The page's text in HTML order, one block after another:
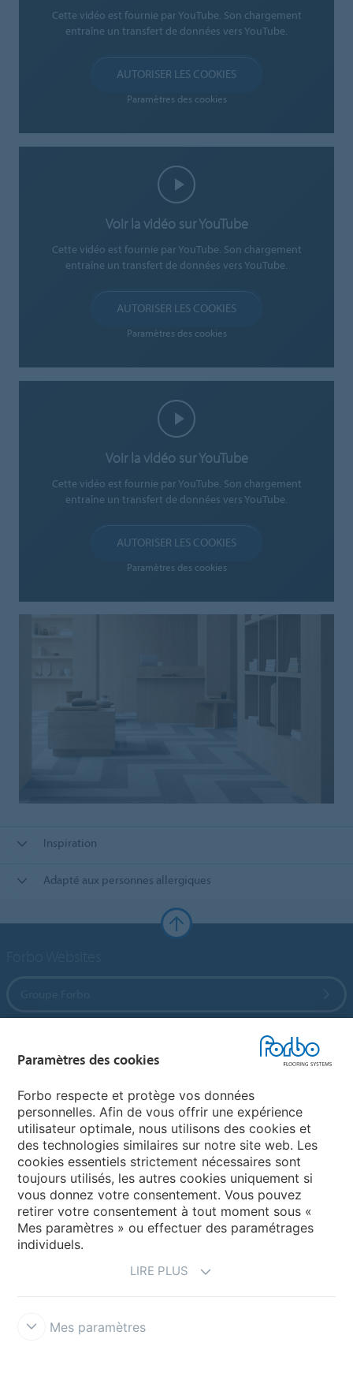
Cette vidéo est fournie par YouTube. Son chargement
entraîne un transfert de données vers YouTube.
AUTORISER LES COOKIES
Paramètres des cookies
Voir la vidéo sur YouTube
Cette vidéo est fournie par YouTube. Son chargement
entraîne un transfert de données vers YouTube.
AUTORISER LES COOKIES
Paramètres des cookies
Voir la vidéo sur YouTube
Cette vidéo est fournie par YouTube. Son chargement
entraîne un transfert de données vers YouTube.
AUTORISER LES COOKIES
Paramètres des cookies
Inspiration
Adapté aux personnes allergiques
Selectionnez un pays
Sélectionnez votre pays
Paramètres des cookies
Forbo respecte et protège vos données
personnelles. Afin de vous offrir une expérience
utilisateur optimale, nous utilisons des cookies et
des technologies similaires sur notre site web. Les
cookies essentiels strictement nécessaires sont
toujours utilisés, les autres cookies uniquement si
vous donnez votre consentement. Vous pouvez
retirer votre consentement à tout moment sous «
Mes paramètres » ou effectuer des paramétrages
individuels.
LIRE PLUS
Mes paramètres